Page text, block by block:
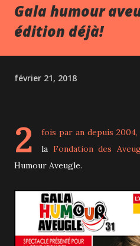
Gala humour
édition déjà!
février 21, 2018
2
fois par an depuis
la Fondation des
Humour Aveugle.